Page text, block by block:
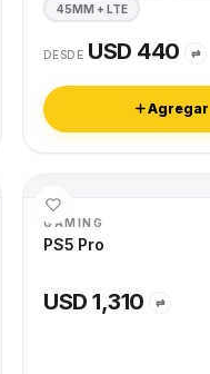
45MM + LTE
DESDE USD 440 ⇄
Agregar
GAMING
PS5 Pro
USD 1,310 ⇄